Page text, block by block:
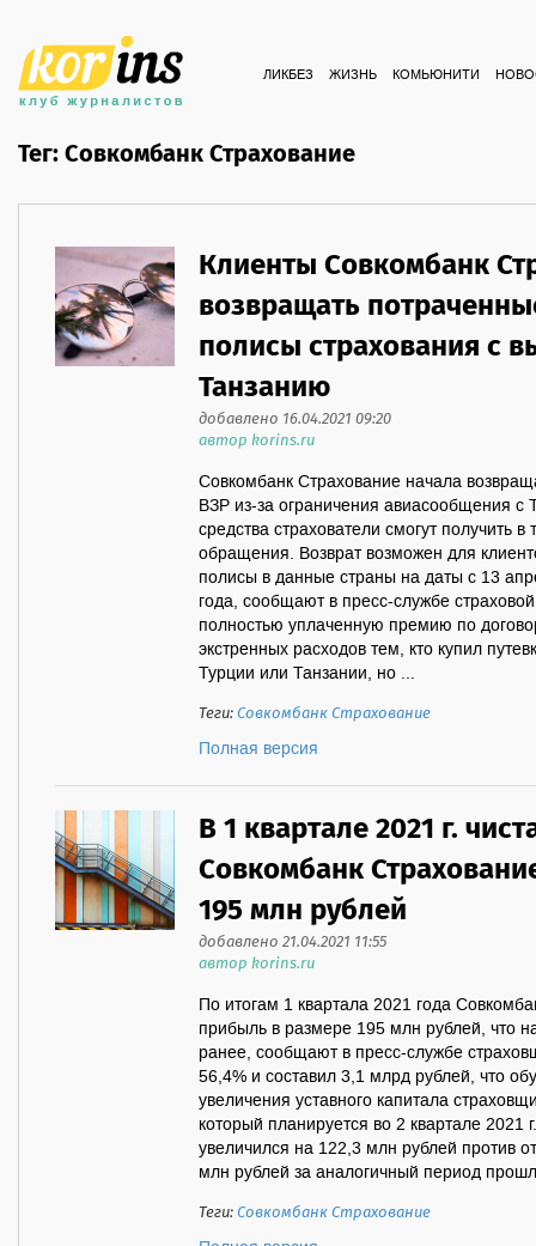
ЛИКБЕЗ ЖИЗНЬ КОМЬЮНИТИ
Тег: Совкомбанк Страхование
Клиенты Совкомбанк
возвращать
полисы страхования с
Танзанию
добавлено 16.04.2021 09:20
автор korins.ru
Совкомбанк Страхование начала
ВЗР из-за ограничения авиасообщения
средства страхователи смогут получить
обращения. Возврат возможен для
полисы в данные страны на даты с 13
года, сообщают в пресс-службе
полностью уплаченную премию по
экстренных расходов тем, кто купил
Турции или Танзании, но ...
Теги:Совкомбанк Страхование
Полная версия
В 1 квартале 2021 г.
Совкомбанк
195 млн рублей
добавлено 21.04.2021 11:55
автор korins.ru
По итогам 1 квартала 2021 года
прибыль в размере 195 млн рублей, что
ранее, сообщают в пресс-службе
56,4% и составил 3,1 млрд рублей, что
увеличения уставного капитала
который планируется во 2 квартале 2021
увеличился на 122,3 млн рублей против
млн рублей за аналогичный период
Теги:Совкомбанк Страхование